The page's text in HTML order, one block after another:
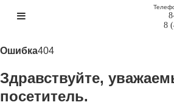
8
Ошибка404
Здравствуйте,
посетитель.